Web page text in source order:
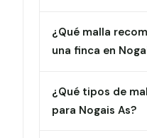
¿Qué malla
una finca en
¿Qué tipos de
para Nogais As?